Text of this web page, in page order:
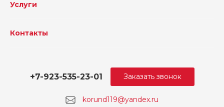
Услуги
Контакты
korund119@yandex.ru
+7-923-535-23-01 Заказать звонок